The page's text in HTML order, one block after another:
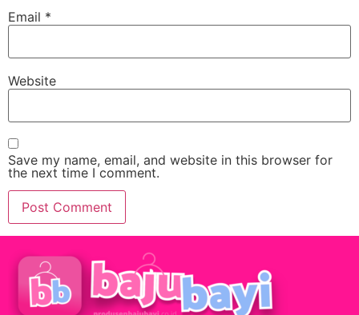
Email *
Website
Save my name, email, and website in this browser for
the next time I comment.